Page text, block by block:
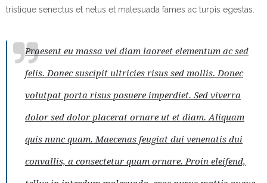
tristique senectus et netus et malesuada fames ac turpis egestas.
Praesent eu massa vel diam laoreet elementum ac sed
felis. Donec suscipit ultricies risus sed mollis. Donec
volutpat porta risus posuere imperdiet. Sed viverra
dolor sed dolor placerat ornare ut et diam. Aliquam
quis nunc quam. Maecenas feugiat dui venenatis dui
convallis, a consectetur quam ornare. Proin eleifend,